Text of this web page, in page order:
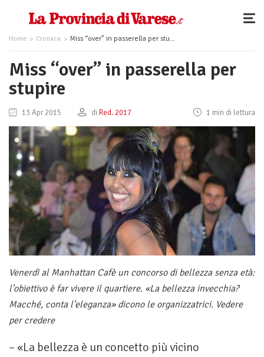
Home Cronaca Miss “over” in passerella per stupire
Miss “over” in passerella per
stupire
13 Apr 2015 di Red. 2017 1 min di lettura
Venerdì al Manhattan Cafè un concorso di bellezza senza età:
l’obiettivo è far vivere il quartiere. «La bellezza invecchia?
Macché, conta l’eleganza» dicono le organizzatrici. Vedere
per credere
– «La bellezza è un concetto più vicino